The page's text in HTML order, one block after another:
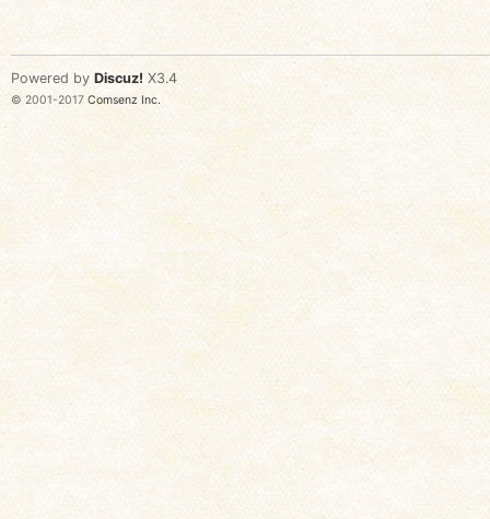
Powered by Discuz! X3.4
© 2001-2017 Comsenz Inc.